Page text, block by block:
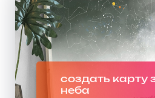
создать карту
неба